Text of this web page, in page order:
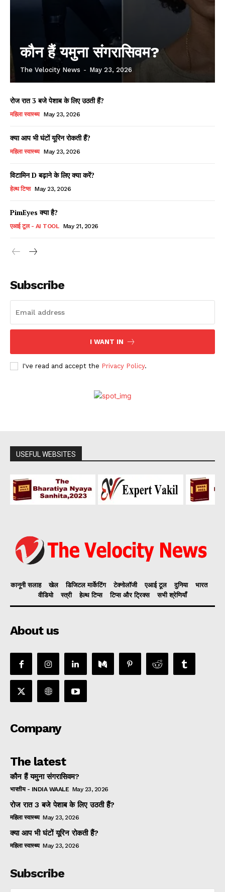
कौन हैं यमुना संगरासिवम?
The Velocity News - May 23, 2026
रोज रात 3 बजे पेशाब के लिए उठती हैं?
महिला स्वास्थ्य May 23, 2026
क्या आप भी घंटों यूरिन रोकती हैं?
महिला स्वास्थ्य May 23, 2026
विटामिन D बढ़ाने के लिए क्या करें?
हेल्थ टिप्स May 23, 2026
PimEyes क्या है?
एआई टूल - AI TOOL May 21, 2026
Subscribe
I WANT IN
I've read and accept the Privacy Policy.
USEFUL WEBSITES
कानूनी सलाह खेल डिजिटल मार्केटिंग टेक्नोलॉजी एआई टूल दुनिया
भारत
वीडियो
स्त्री हेल्थ टिप्स टिप्स और ट्रिक्स सभी श्रेणियाँ
About us
Company
The latest
कौन हैं यमुना संगरासिवम?
भारतीय - INDIA WAALE May 23, 2026
रोज रात 3 बजे पेशाब के लिए उठती हैं?
महिला स्वास्थ्य May 23, 2026
क्या आप भी घंटों यूरिन रोकती हैं?
महिला स्वास्थ्य May 23, 2026
Subscribe